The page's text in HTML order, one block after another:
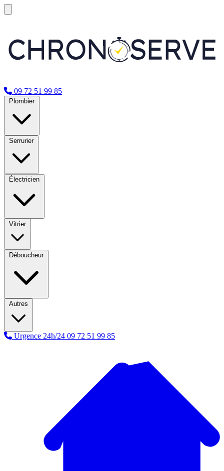
09 72 51 99 85
Plombier
Serrurier
Électricien
Vitrier
Déboucheur
Autres
Urgence 24h/24 09 72 51 99 85